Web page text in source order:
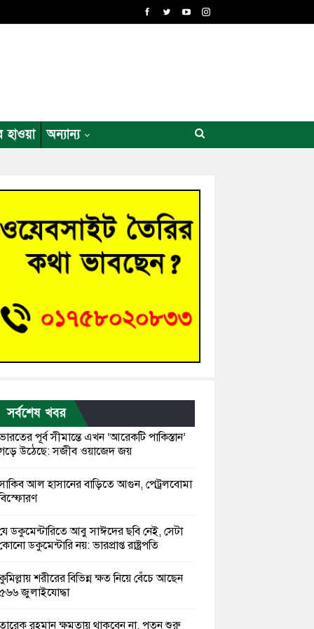
হাওয়া অন্যান্য
সর্বশেষ খবর
পূর্ব সীমান্তে এখন ‘আরেকটি পাকিস্তান’
উঠেছে: সজীব ওয়াজেদ জয়
আল হাসানের বাড়িতে আগুন, পেট্রলবোমা
ডকুমেন্টারিতে আবু সাঈদের ছবি নেই, সেটা
ডকুমেন্টারি নয়: ভারপ্রাপ্ত রাষ্ট্রপতি
শরীরের বিভিন্ন ক্ষত নিয়ে বেঁচে আছেন
জুলাইযোদ্ধা
রহমান ক্ষমতায় থাকবেন না, পতন শুরু